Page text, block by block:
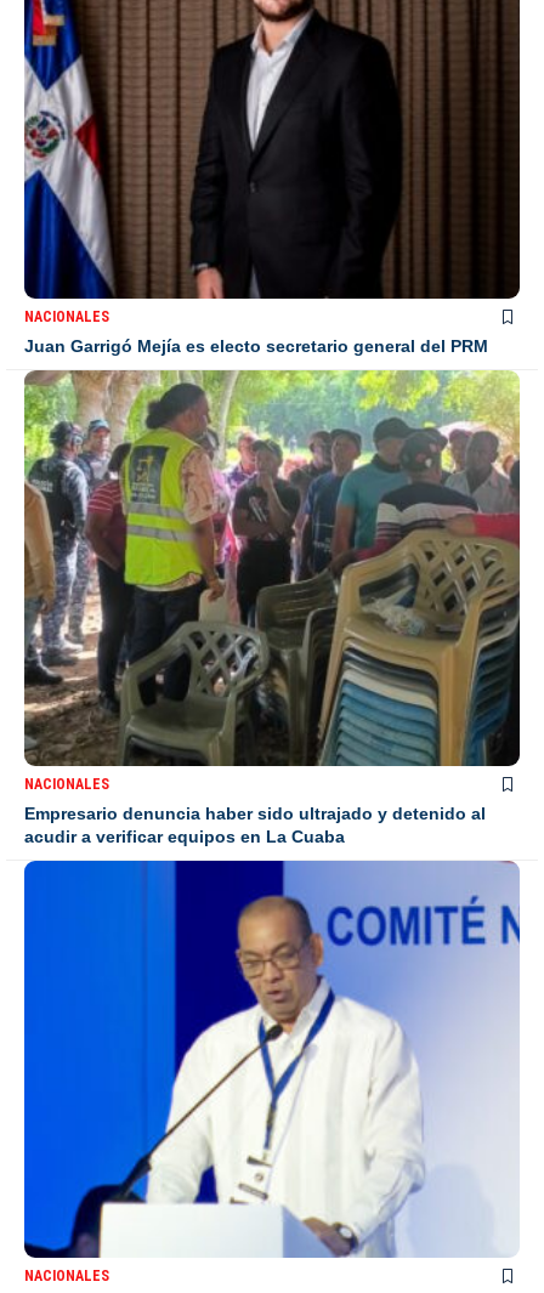
NACIONALES
Juan Garrigó Mejía es electo secretario general del PRM
NACIONALES
Empresario denuncia haber sido ultrajado y detenido al
acudir a verificar equipos en La Cuaba
NACIONALES